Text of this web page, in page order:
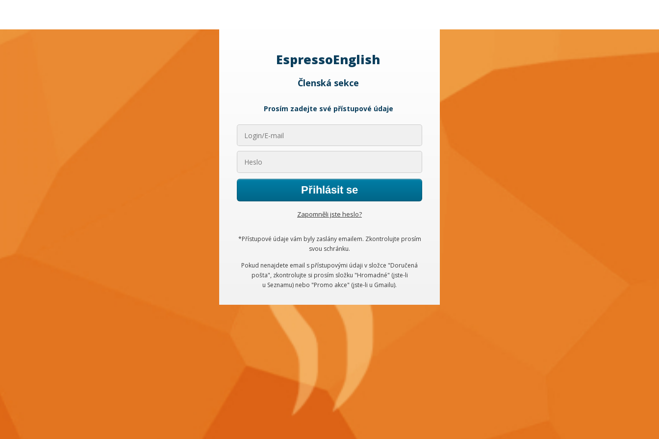
EspressoEnglish
Členská sekce
Prosím zadejte své přístupové údaje
Přihlásit se
Zapomněli jste heslo?
*Přístupové údaje vám byly zaslány emailem. Zkontrolujte prosím
svou schránku.
Pokud nenajdete email s přístupovými údaji v složce "Doručená
pošta", zkontrolujte si prosím složku "Hromadné" (jste-li
u Seznamu) nebo "Promo akce" (jste-li u Gmailu).